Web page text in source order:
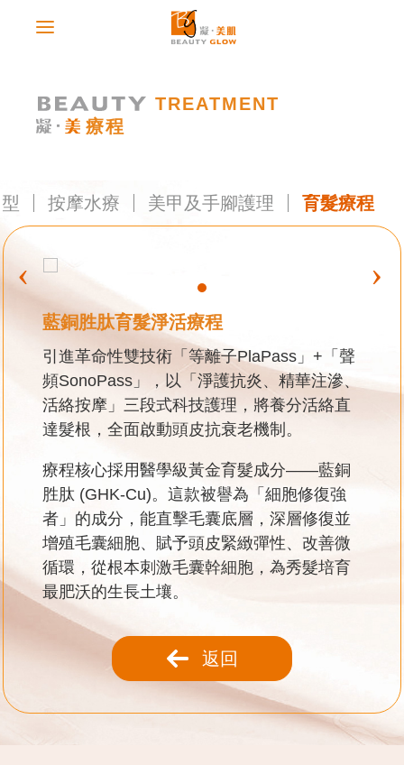
TREATMENT
療程
按摩水療 美甲及手腳護理 育髮療程
‹ ›
藍銅胜肽育髮淨活療程
引進革命性雙技術「等離子PlaPass」+「聲
頻SonoPass」，以「淨護抗炎、精華注滲、
活絡按摩」三段式科技護理，將養分活絡直
達髮根，全面啟動頭皮抗衰老機制。
療程核心採用醫學級黃金育髮成分——藍銅
胜肽 (GHK-Cu)。這款被譽為「細胞修復強
者」的成分，能直擊毛囊底層，深層修復並
增殖毛囊細胞、賦予頭皮緊緻彈性、改善微
循環，從根本刺激毛囊幹細胞，為秀髮培育
最肥沃的生長土壤。
返回